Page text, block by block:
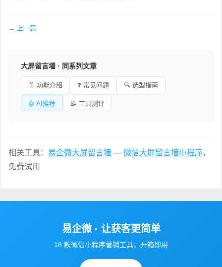
← 上一篇
大屏留言墙 · 同系列文章
📄 功能介绍 ❓ 常见问题 🔍 选型指南
🤖 AI推荐 📝 工具测评
相关工具： 易企微大屏留言墙 — 微信大屏留言墙小程序，
免费试用
易企微 · 让获客更简单
18 款微信小程序营销工具，开箱即用